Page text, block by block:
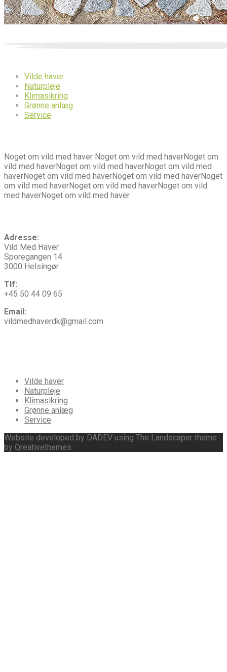
Vilde haver
Naturpleje
Klimasikring
Grønne anlæg
Service
Noget om vild med haver Noget om vild med haverNoget om
vild med haverNoget om vild med haverNoget om vild med
haverNoget om vild med haverNoget om vild med haverNoget
om vild med haverNoget om vild med haverNoget om vild
med haverNoget om vild med haver
Adresse:
Vild Med Haver
Sporegangen 14
3000 Helsingør
Tlf:
+45 50 44 09 65
Email:
vildmedhaverdk@gmail.com
Vilde haver
Naturpleje
Klimasikring
Grønne anlæg
Service
Website developed by DADEV using The Landscaper theme
by Qreativethemes